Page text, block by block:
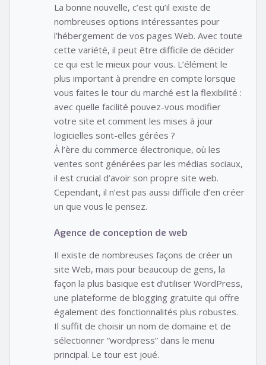
La bonne nouvelle, c’est qu’il existe de
nombreuses options intéressantes pour
l’hébergement de vos pages Web. Avec toute
cette variété, il peut être difficile de décider
ce qui est le mieux pour vous. L’élément le
plus important à prendre en compte lorsque
vous faites le tour du marché est la flexibilité :
avec quelle facilité pouvez-vous modifier
votre site et comment les mises à jour
logicielles sont-elles gérées ?
À l’ère du commerce électronique, où les
ventes sont générées par les médias sociaux,
il est crucial d’avoir son propre site web.
Cependant, il n’est pas aussi difficile d’en créer
un que vous le pensez.
Agence de conception de web
Il existe de nombreuses façons de créer un
site Web, mais pour beaucoup de gens, la
façon la plus basique est d’utiliser WordPress,
une plateforme de blogging gratuite qui offre
également des fonctionnalités plus robustes.
Il suffit de choisir un nom de domaine et de
sélectionner “wordpress” dans le menu
principal. Le tour est joué.